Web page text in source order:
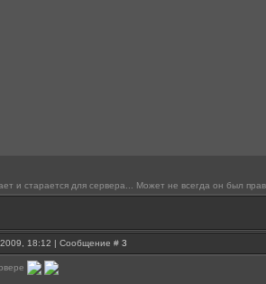
и старается для сервера... Может не всегда он был
18:12 | Сообщение # 3